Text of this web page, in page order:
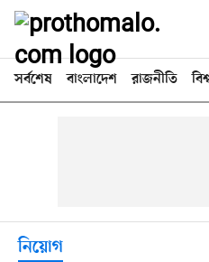
সর্বশেষ বাংলাদেশ রাজনীতি
নিয়োগ